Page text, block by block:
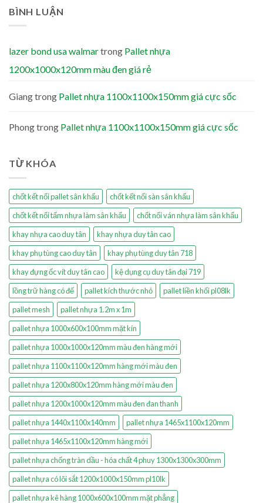
BÌNH LUẬN
lazer bond usa walmartrong Pallet nhựa
1200x1000x120mm màu đen giá rẻ
Giangtrong Pallet nhựa 1100x1100x150mm giá cực sốc
Phongtrong Pallet nhựa 1100x1100x150mm giá cực sốc
TỪ KHÓA
chốt kết nối pallet sân khấu
chốt kết nối sàn sân khấu
chốt kết nối tấm nhựa làm sân khấu
chốt nối ván nhựa làm sân khấu
khay nhựa cao duy tân
khay nhựa duy tân cao
khay phụ tùng cao duy tân
khay phụ tùng duy tân 718
khay đựng ốc vít duy tân cao
kệ dụng cụ duy tân đại 719
lồng trữ hàng có đế
pallet kích thước nhỏ
pallet liền khối pl08lk
pallet mesh
pallet nhựa 1.2m x 1m
pallet nhựa 1000x600x100mm mặt kín
pallet nhựa 1000x1000x120mm màu đen hàng mới
pallet nhựa 1100x1100x120mm hàng mới màu đen
pallet nhựa 1200x800x120mm hàng mới màu đen
pallet nhựa 1200x1000x120mm màu đen đan thanh
pallet nhựa 1440x1100x140mm
pallet nhựa 1465x1100x120mm
pallet nhựa 1465x1100x120mm hàng mới
pallet nhựa chống tràn dầu - hóa chất 4 phuy 1300x1300x300mm
pallet nhựa có lõi sắt 1200x1000x150mm pl10lk
pallet nhựa kê hàng 1000x600x100mm mặt phẳng